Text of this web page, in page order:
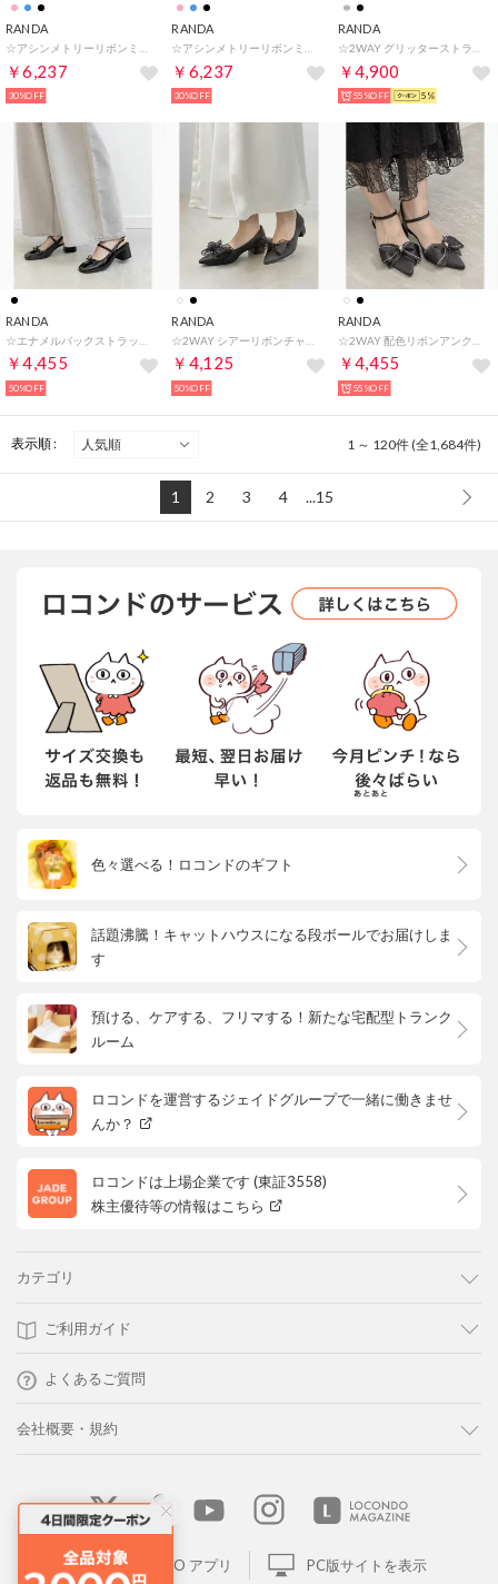
RANDA
￥6,237
30%OFF
RANDA
￥6,237
30%OFF
RANDA
￥4,900
55%OFF 5%
RANDA
￥4,455
50%OFF
RANDA
￥4,125
50%OFF
RANDA
￥4,455
55%OFF
表示順 : 1 ～ 120件 (全1,684件)
1 2 3 4 ...15
色々選べる！ロコンドのギフト
話題沸騰！キャットハウスになる段ボールでお届けしま
す
預ける、ケアする、フリマする！新たな宅配型トランク
ルーム
ロコンドを運営するジェイドグループで一緒に働きませ
んか？
ロコンドは上場企業です (東証3558)
株主優待等の情報はこちら
カテゴリ
ご利用ガイド
よくあるご質問
会社概要・規約
LOCONDO アプリ PC版サイトを表示